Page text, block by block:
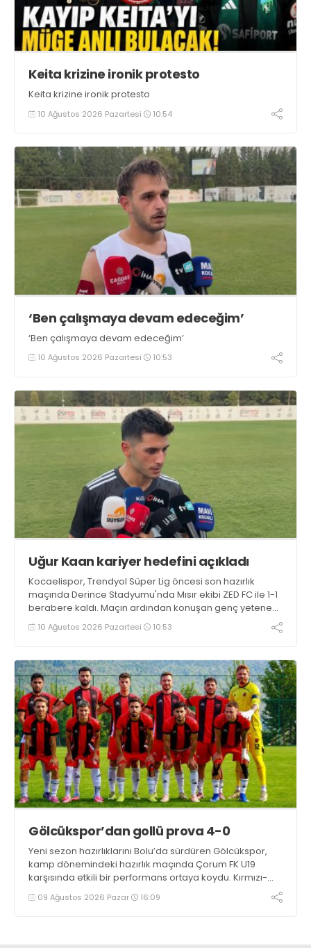
Keita krizine ironik protesto
Keita krizine ironik protesto
10 Ağustos 2026 Pazartesi 10:54
‘Ben çalışmaya devam edeceğim’
‘Ben çalışmaya devam edeceğim’
10 Ağustos 2026 Pazartesi 10:53
Uğur Kaan kariyer hedefini açıkladı
Kocaelispor, Trendyol Süper Lig öncesi son hazırlık
maçında Derince Stadyumu'nda Mısır ekibi ZED FC ile 1-1
berabere kaldı. Maçın ardından konuşan genç yetenek
Uğur Kaan Yıldız, "İlk yarı iyi değildik ama soyunma
odasındaki uyarılarla kendimize geldik. Tek önceliğim
10 Ağustos 2026 Pazartesi 10:53
Gölcükspor’dan gollü prova 4-0
Yeni sezon hazırlıklarını Bolu’da sürdüren Gölcükspor,
kamp dönemindeki hazırlık maçında Çorum FK U19
karşısında etkili bir performans ortaya koydu. Kırmızı-
siyahlılar, iki devrede bulduğu gollerle rakibini 4-0
mağlup etti
09 Ağustos 2026 Pazar 16:09